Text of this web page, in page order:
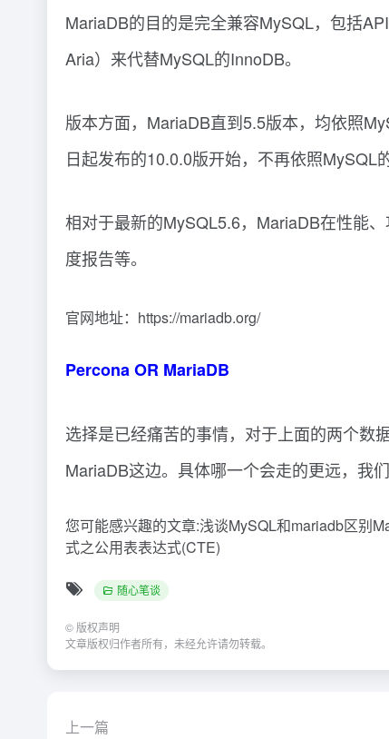
MariaDB的目的是完全兼容MySQL，包括
Aria）来代替MySQL的InnoDB。
版本方面，MariaDB直到5.5版本，均依照
日起发布的10.0.0版开始，不再依照MySQL
相对于最新的MySQL5.6，MariaDB在性能
度报告等。
官网地址：https://mariadb.org/
Percona OR MariaDB
选择是已经痛苦的事情，对于上面的两个数
MariaDB这边。具体哪一个会走的更远，我
您可能感兴趣的文章:浅谈MySQL和mariadb区别
式之公用表表达式(CTE)
随心笔谈
© 版权声明
文章版权归作者所有，未经允许请勿转载。
上一篇